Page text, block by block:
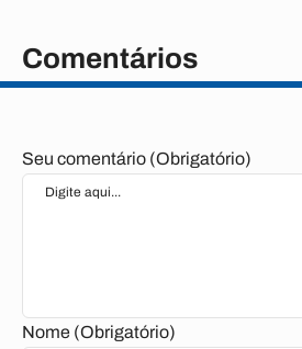
Comentários
Seu comentário (Obrigatório)
Nome (Obrigatório)